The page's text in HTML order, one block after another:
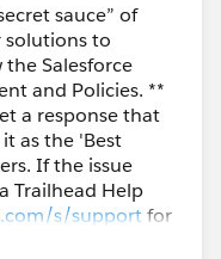
sauce” of
solutions to
Salesforce
and Policies. **
a response that
as the 'Best
If the issue
Trailhead Help
s/supportfor